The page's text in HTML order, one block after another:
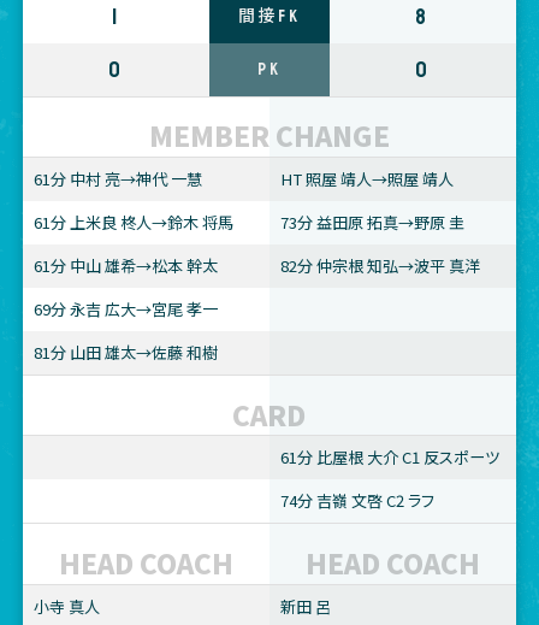
1
間接FK
8
0
PK 0
MEMBER CHANGE
61分 中村 亮→神代 一慧
HT 照屋 靖人→照屋 靖人
61分 上米良 柊人→鈴木 将馬
73分 益田原 拓真→野原 圭
61分 中山 雄希→松本 幹太
82分 仲宗根 知弘→波平 真洋
69分 永吉 広大→宮尾 孝一
81分 山田 雄太→佐藤 和樹
CARD
61分 比屋根 大介 C1 反スポーツ
74分 吉嶺 文啓 C2 ラフ
HEAD COACH
小寺 真人
HEAD COACH
新田 呂